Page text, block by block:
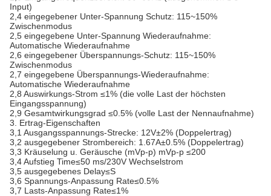
Input)
2,4 eingegebener Unter-Spannung Schutz: 115~150%
Zwischenmodus
2,5 eingegebene Unter-Spannung Wiederaufnahme:
Automatische Wiederaufnahme
2,6 eingegebener Überspannungs-Schutz: 115~150%
Zwischenmodus
2,7 eingegebene Überspannungs-Wiederaufnahme:
Automatische Wiederaufnahme
2,8 Auswirkungs-Strom ≤1% (die volle Last der höchsten
Eingangsspannung)
2,9 Gesamtwirkungsgrad ≤0.5% (volle Last der Nennaufnahme)
3. Ertrag-Eigenschaften
3,1 Ausgangsspannungs-Strecke: 12V±2% (Doppelertrag)
3,2 ausgegebener Strombereich: 1.67A±0.5% (Doppelertrag)
3,3 Kräuselung u. Geräusche (mVp-p) mVp-p ≤200
3,4 Aufstieg Time≤50 ms/230V Wechselstrom
3,5 ausgegebenes Delay≤S
3,6 Spannungs-Anpassung Rate≤0.5%
3,7 Lasts-Anpassung Rate≤1%